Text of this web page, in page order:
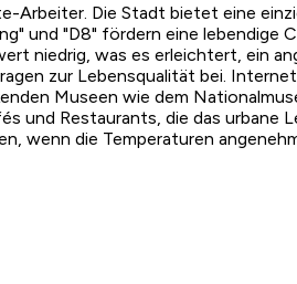
Die Stadt bietet eine
und "D8" fördern eine lebendige
niedrig, was es erleichtert, ein
zur Lebensqualität bei.
Museen wie dem
Restaurants, die das urbane
wenn die Temperaturen